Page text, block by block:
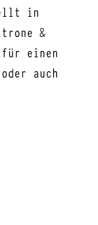
in
&
einen
auch